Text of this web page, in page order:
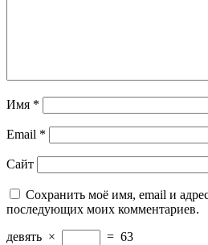
Имя *
Email *
Сайт
Сохранить моё имя, email и
последующих моих комментариев.
девять × = 63